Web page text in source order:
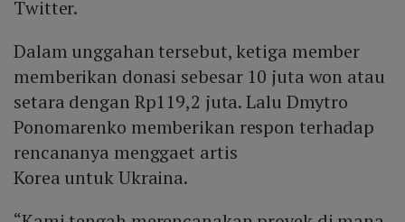
Twitter.
Dalam unggahan tersebut, ketiga member
memberikan donasi sebesar 10 juta won atau
setara dengan Rp119,2 juta. Lalu Dmytro
Ponomarenko memberikan respon terhadap
rencananya menggaet artis
Korea untuk Ukraina.